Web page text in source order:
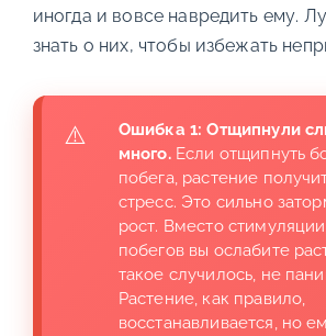
иногда и вовсе навредить ему.
знать о них, чтобы избежать
Ошибка 1: Отщипнули
много.Если отщипнуть
побега, растение
стресс. Это сильно
рост. Вместо
побегов вы ослабите
такое случилось, не
Растение, как правило,
восстанавливается, но